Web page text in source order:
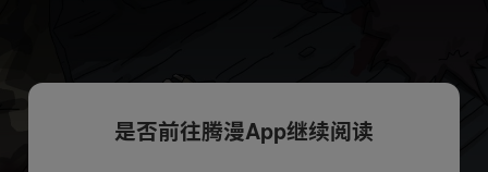
是否前往腾漫App继续阅读